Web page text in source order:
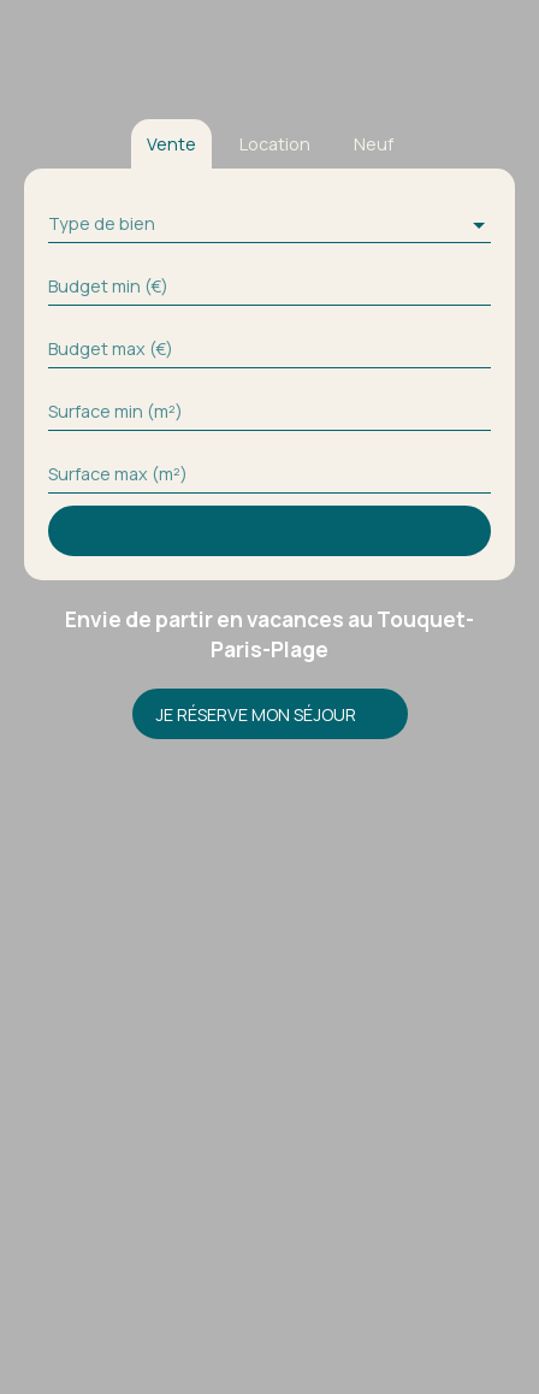
Vente Location Neuf
Type de bien
Budget min (€)
Budget max (€)
Surface min (m²)
Surface max (m²)
Envie de partir en vacances au Touquet-
Paris-Plage
JE RÉSERVE MON SÉJOUR